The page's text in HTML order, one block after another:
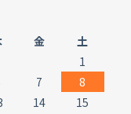
金 土
1
7
8
14
15